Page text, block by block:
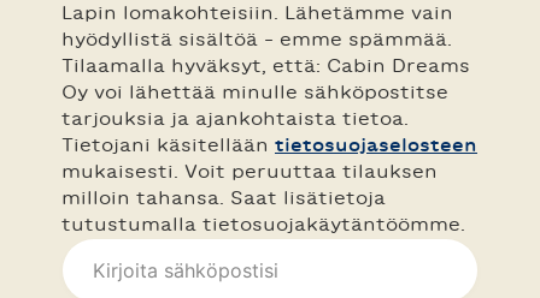
Lapin lomakohteisiin. Lähetämme vain
hyödyllistä sisältöä – emme spämmää.
Tilaamalla hyväksyt, että: Cabin Dreams
Oy voi lähettää minulle sähköpostitse
tarjouksia ja ajankohtaista tietoa.
Tietojani käsitellään tietosuojaselosteen
mukaisesti. Voit peruuttaa tilauksen
milloin tahansa. Saat lisätietoja
tutustumalla tietosuojakäytäntöömme.